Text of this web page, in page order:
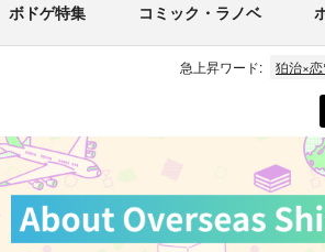
ボドゲ特集 コミック・ラノベ
急上昇ワード: 狛治×